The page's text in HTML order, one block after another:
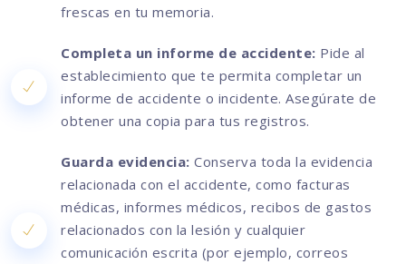
frescas en tu memoria.
Completa un informe de accidente: Pide al
establecimiento que te permita completar un
informe de accidente o incidente. Asegúrate de
obtener una copia para tus registros.
Guarda evidencia: Conserva toda la evidencia
relacionada con el accidente, como facturas
médicas, informes médicos, recibos de gastos
relacionados con la lesión y cualquier
comunicación escrita (por ejemplo, correos